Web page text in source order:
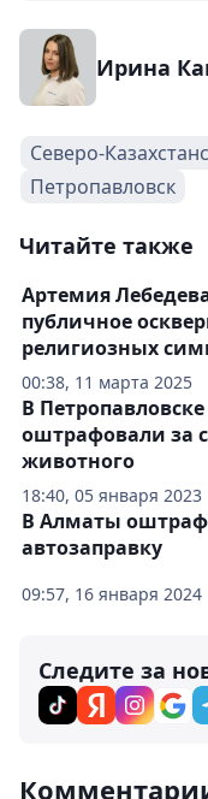
Ирина
Северо-
Петропавловск
Читайте также
00:38, 11 марта 2025
Артемия
публичное
религиозных
18:40, 05 января 2023
В
оштрафовали за
животного
09:57, 16 января 2024
В Алматы
автозаправку
Следите за